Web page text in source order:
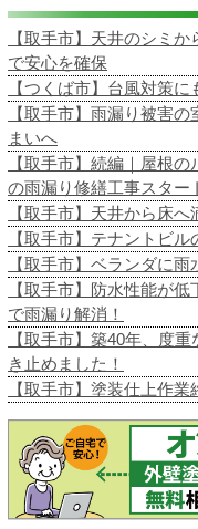
【取手市】天井のシミ
で安心を確保
【つくば市】台風対策
【取手市】雨漏り被害
まいへ
【取手市】続編｜屋根
の雨漏り修繕工事スター
【取手市】天井から床
【取手市】テナントビ
【取手市】ベランダに
【取手市】防水性能が
で雨漏り解消！
【取手市】築40年、度
き止めました！
【取手市】塗装仕上作